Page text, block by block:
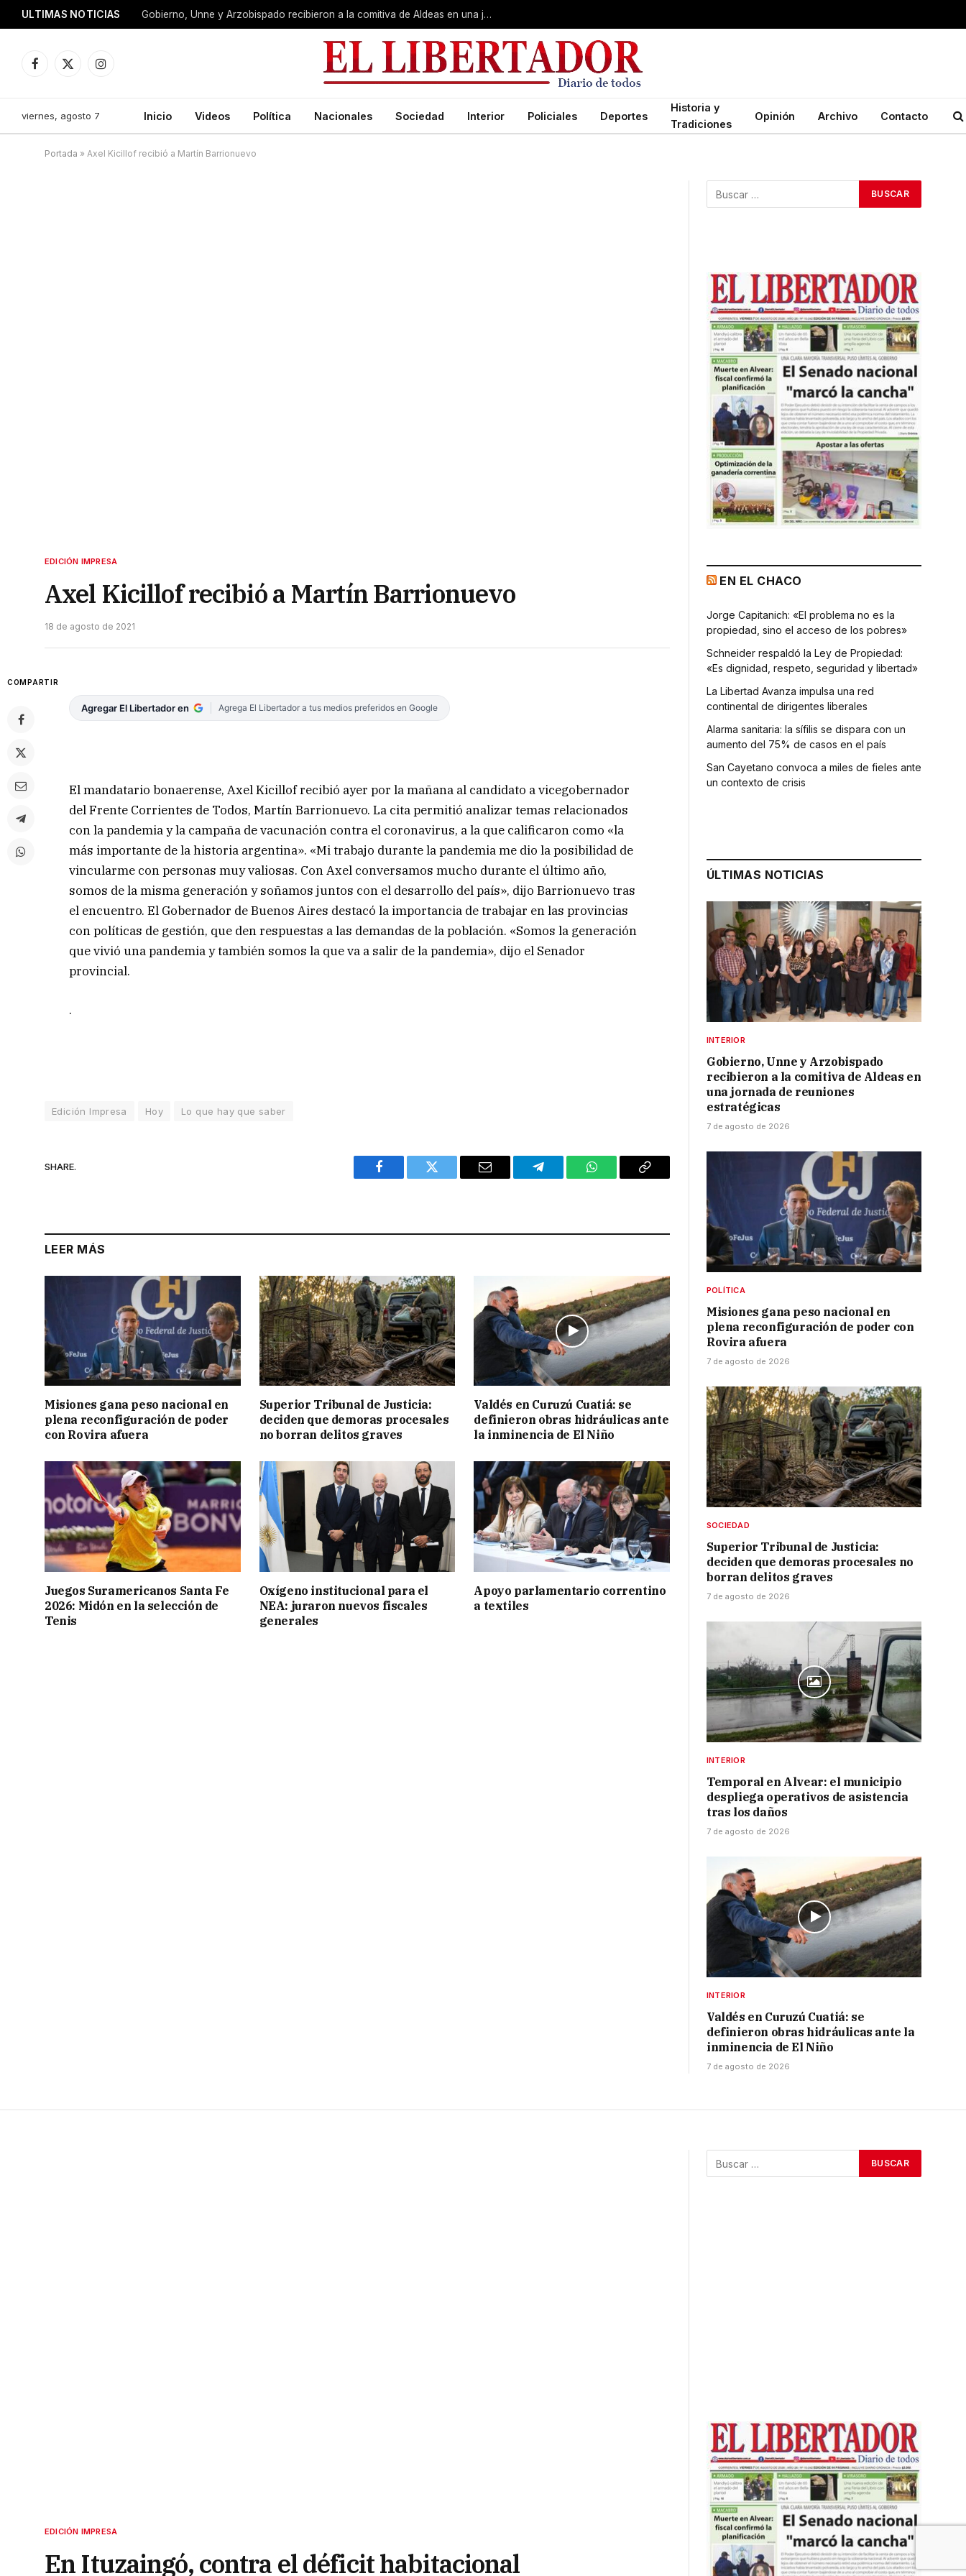
ULTIMAS NOTICIAS Gobierno, Unne y Arzobispado recibieron a la comitiva de Aldeas en una jornada de reuniones estratégicas
Facebook
X
Instagram
viernes, agosto 7 Inicio Videos Política Nacionales Sociedad Interior Policiales Deportes
Historia y
Tradiciones
Opinión Archivo Contacto
Portada » Axel Kicillof recibió a Martín Barrionuevo
EDICIÓN IMPRESA
Axel Kicillof recibió a Martín Barrionuevo
18 de agosto de 2021
COMPARTIR
Agregar El Libertador en Agrega El Libertador a tus medios preferidos en Google
El mandatario bonaerense, Axel Kicillof recibió ayer por la mañana al candidato a vicegobernador
del Frente Corrientes de Todos, Martín Barrionuevo. La cita permitió analizar temas relacionados
con la pandemia y la campaña de vacunación contra el coronavirus, a la que calificaron como «la
más importante de la historia argentina». «Mi trabajo durante la pandemia me dio la posibilidad de
vincularme con personas muy valiosas. Con Axel conversamos mucho durante el último año,
somos de la misma generación y soñamos juntos con el desarrollo del país», dijo Barrionuevo tras
el encuentro. El Gobernador de Buenos Aires destacó la importancia de trabajar en las provincias
con políticas de gestión, que den respuestas a las demandas de la población. «Somos la generación
que vivió una pandemia y también somos la que va a salir de la pandemia», dijo el Senador
provincial.
.
Edición Impresa Hoy Lo que hay que saber
SHARE.
Facebook Twitter Email Telegram WhatsAppCopy
LEER MÁS
Misiones gana peso nacional en
plena reconfiguración de poder
con Rovira afuera
Superior Tribunal de Justicia:
deciden que demoras procesales
no borran delitos graves
Valdés en Curuzú Cuatiá: se
definieron obras hidráulicas ante
la inminencia de El Niño
Juegos Suramericanos Santa Fe
2026: Midón en la selección de
Tenis
Oxígeno institucional para el
NEA: juraron nuevos fiscales
generales
Apoyo parlamentario correntino
a textiles
EN EL CHACO
Jorge Capitanich: «El problema no es la
propiedad, sino el acceso de los pobres»
Schneider respaldó la Ley de Propiedad:
«Es dignidad, respeto, seguridad y libertad»
La Libertad Avanza impulsa una red
continental de dirigentes liberales
Alarma sanitaria: la sífilis se dispara con un
aumento del 75% de casos en el país
San Cayetano convoca a miles de fieles ante
un contexto de crisis
ÚLTIMAS NOTICIAS
INTERIOR
Gobierno, Unne y Arzobispado
recibieron a la comitiva de Aldeas en
una jornada de reuniones
estratégicas
7 de agosto de 2026
POLÍTICA
Misiones gana peso nacional en
plena reconfiguración de poder con
Rovira afuera
7 de agosto de 2026
SOCIEDAD
Superior Tribunal de Justicia:
deciden que demoras procesales no
borran delitos graves
7 de agosto de 2026
INTERIOR
Temporal en Alvear: el municipio
despliega operativos de asistencia
tras los daños
7 de agosto de 2026
INTERIOR
Valdés en Curuzú Cuatiá: se
definieron obras hidráulicas ante la
inminencia de El Niño
7 de agosto de 2026
EDICIÓN IMPRESA
En Ituzaingó, contra el déficit habitacional